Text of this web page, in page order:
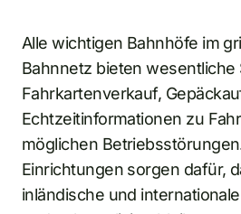
Alle wichtigen Bahnhöfe im
Bahnnetz bieten wesentliche
Fahrkartenverkauf,
Echtzeitinformationen zu
möglichen
Einrichtungen sorgen dafür,
inländische und